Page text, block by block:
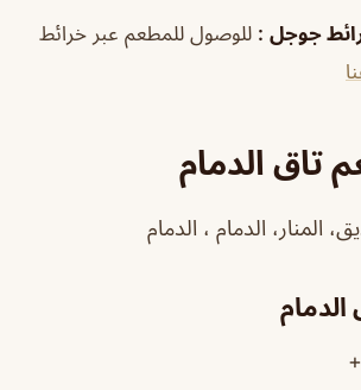
جوجل : للوصول للمطعم عبر خرائط
تاق الدمام
المنار، الدمام ، الدمام